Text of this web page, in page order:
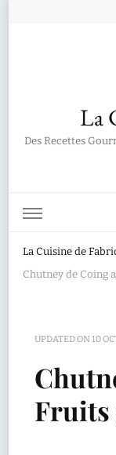
La
Des Recettes
La Cuisine de
Chutney de Coing
UPDATED ON10
Fruits